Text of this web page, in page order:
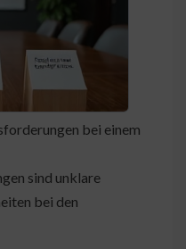
bei einem
sind unklare
bei den